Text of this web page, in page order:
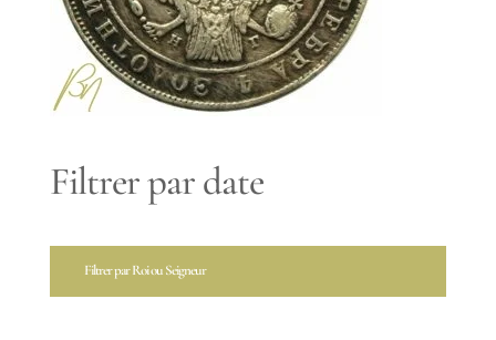
Filtrer par date
Filtrer par Roi ou Seigneur